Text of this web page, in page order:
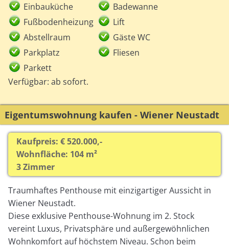
Einbauküche
Badewanne
Fußbodenheizung
Lift
Abstellraum
Gäste WC
Parkplatz
Fliesen
Parkett
Verfügbar: ab sofort.
Eigentumswohnung kaufen - Wiener Neustadt
Kaufpreis: € 520.000,-
Wohnfläche: 104 m²
3 Zimmer
Traumhaftes Penthouse mit einzigartiger Aussicht in
Wiener Neustadt.
Diese exklusive Penthouse-Wohnung im 2. Stock
vereint Luxus, Privatsphäre und außergewöhnlichen
Wohnkomfort auf höchstem Niveau. Schon beim